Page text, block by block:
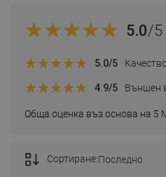
5.0/5
Обща оценка въз основа на 5
5.0/5 Качество
4.9/5 Външен
Сортиране:Последно